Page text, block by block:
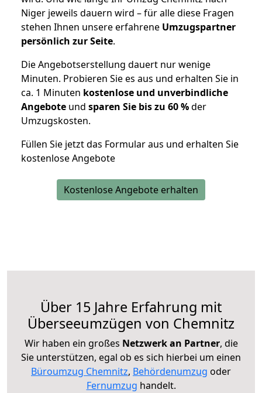
Niger jeweils dauern wird – für alle diese Fragen
stehen Ihnen unsere erfahrene Umzugspartner
persönlich zur Seite.
Die Angebotserstellung dauert nur wenige
Minuten. Probieren Sie es aus und erhalten Sie in
ca. 1 Minuten kostenlose und unverbindliche
Angebote und sparen Sie bis zu 60 %der
Umzugskosten.
Füllen Sie jetzt das Formular aus und erhalten Sie
kostenlose Angebote
Kostenlose Angebote erhalten
Über 15 Jahre Erfahrung mit
Überseeumzügen von Chemnitz
Wir haben ein großes Netzwerk an Partner, die
Sie unterstützen, egal ob es sich hierbei um einen
Büroumzug Chemnitz, Behördenumzug oder
Fernumzug handelt.